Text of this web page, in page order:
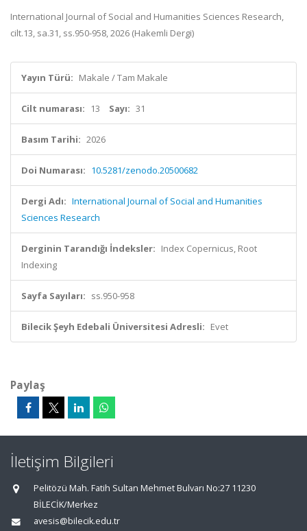
International Journal of Social and Humanities Sciences Research,
cilt.13, sa.31, ss.950-958, 2026 (Hakemli Dergi)
Yayın Türü: Makale / Tam Makale
Cilt numarası: 13 Sayı: 31
Basım Tarihi: 2026
Doi Numarası: 10.5281/zenodo.20500682
Dergi Adı: International Journal of Social and Humanities
Sciences Research
Derginin Tarandığı İndeksler: Index Copernicus, Root
Indexing
Sayfa Sayıları: ss.950-958
Bilecik Şeyh Edebali Üniversitesi Adresli: Evet
Paylaş
İletişim Bilgileri
Pelitözü Mah. Fatih Sultan Mehmet Bulvarı No:27 11230
BİLECİK/Merkez
avesis@bilecik.edu.tr